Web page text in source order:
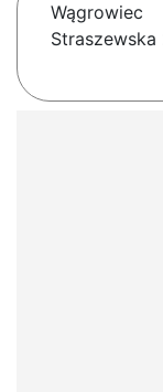
Wągrowiec
Straszewska